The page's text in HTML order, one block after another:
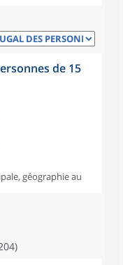
de 15
géographie au